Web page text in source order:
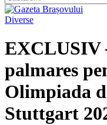
Diverse
EXCLUSIV
palmares
Olimpiada
Stuttgart